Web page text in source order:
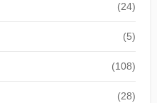
(24)
(5)
(108)
(28)